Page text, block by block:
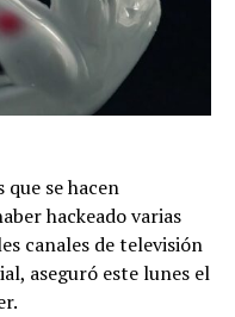
se hacen
hackeado varias
canales de televisión
aseguró este lunes el